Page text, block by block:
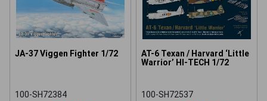
JA-37 Viggen Fighter 1/72
100-SH72384
AT-6 Texan / Harvard ‘Little
Warrior’ HI-TECH 1/72
100-SH72537